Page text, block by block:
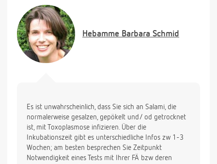
man einen Test machen lassen? Meine Frauenärztin
ist momentan in Urlaub.
Besteht zum jetzigen Zeitpunkt der
Schwangerschaft überhaupt noch eine Gefahr für
das Baby?
Danke für Ihre Hilfe!
Hebamme Barbara Schmid
Es ist unwahrscheinlich, dass Sie sich an Salami, die
normalerweise gesalzen, gepökelt und/ od getrocknet
ist, mit Toxoplasmose infizieren. Über die
Inkubationszeit gibt es unterschiedliche Infos zw 1-3
Wochen; am besten besprechen Sie Zeitpunkt
Notwendigkeit eines Tests mit Ihrer FÄ bzw deren